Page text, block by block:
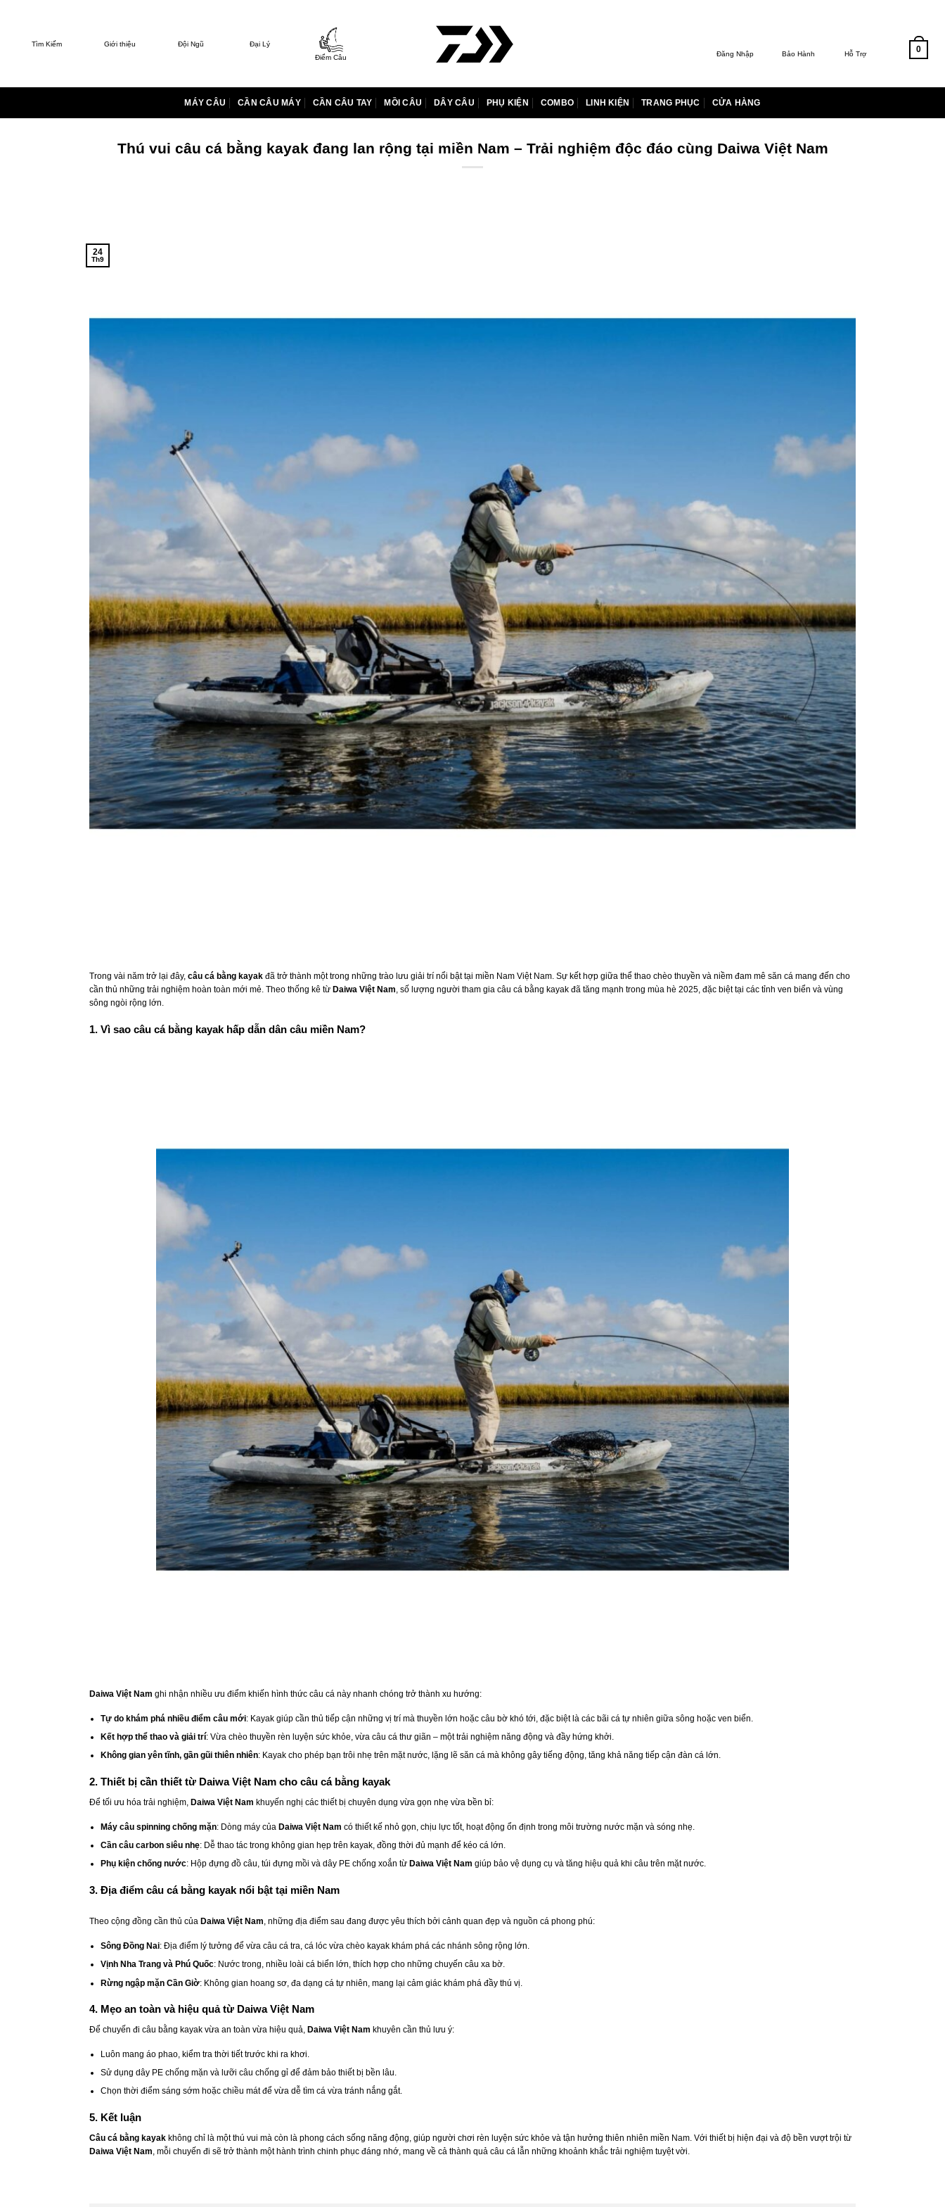
Tìm Kiếm Giới thiệu Đội Ngũ
Đại Lý
Điểm Câu
Đăng Nhập Bảo Hành Hỗ Trợ 0
MÁY CÂU CẦN CÂU MÁY CẦN CÂU TAY MỒI CÂU DÂY CÂU PHỤ KIỆN COMBO LINH KIỆN TRANG PHỤC CỬA HÀNG
Thú vui câu cá bằng kayak đang lan rộng tại miền Nam – Trải nghiệm độc đáo cùng Daiwa Việt Nam
24
Th9
Trong vài năm trở lại đây, câu cá bằng kayak đã trở thành một trong những trào lưu giải trí nổi bật tại miền Nam Việt Nam. Sự kết hợp giữa thể thao chèo thuyền và niềm đam mê săn cá mang đến cho
cần thủ những trải nghiệm hoàn toàn mới mẻ. Theo thống kê từ Daiwa Việt Nam , số lượng người tham gia câu cá bằng kayak đã tăng mạnh trong mùa hè 2025, đặc biệt tại các tỉnh ven biển và vùng
sông ngòi rộng lớn.
1. Vì sao câu cá bằng kayak hấp dẫn dân câu miền Nam?
Daiwa Việt Nam ghi nhận nhiều ưu điểm khiến hình thức câu cá này nhanh chóng trở thành xu hướng:
Tự do khám phá nhiều điểm câu mới: Kayak giúp cần thủ tiếp cận những vị trí mà thuyền lớn hoặc câu bờ khó tới, đặc biệt là các bãi cá tự nhiên giữa sông hoặc ven biển.
Kết hợp thể thao và giải trí: Vừa chèo thuyền rèn luyện sức khỏe, vừa câu cá thư giãn – một trải nghiệm năng động và đầy hứng khởi.
Không gian yên tĩnh, gần gũi thiên nhiên: Kayak cho phép bạn trôi nhẹ trên mặt nước, lặng lẽ săn cá mà không gây tiếng động, tăng khả năng tiếp cận đàn cá lớn.
2. Thiết bị cần thiết từ Daiwa Việt Nam cho câu cá bằng kayak
Để tối ưu hóa trải nghiệm, Daiwa Việt Nam khuyến nghị các thiết bị chuyên dụng vừa gọn nhẹ vừa bền bỉ:
Máy câu spinning chống mặn: Dòng máy của Daiwa Việt Nam có thiết kế nhỏ gọn, chịu lực tốt, hoạt động ổn định trong môi trường nước mặn và sóng nhẹ.
Cần câu carbon siêu nhẹ: Dễ thao tác trong không gian hẹp trên kayak, đồng thời đủ mạnh để kéo cá lớn.
Phụ kiện chống nước: Hộp đựng đồ câu, túi đựng mồi và dây PE chống xoắn từ Daiwa Việt Nam giúp bảo vệ dụng cụ và tăng hiệu quả khi câu trên mặt nước.
3. Địa điểm câu cá bằng kayak nổi bật tại miền Nam
Theo cộng đồng cần thủ của Daiwa Việt Nam, những địa điểm sau đang được yêu thích bởi cảnh quan đẹp và nguồn cá phong phú:
Sông Đồng Nai: Địa điểm lý tưởng để vừa câu cá tra, cá lóc vừa chèo kayak khám phá các nhánh sông rộng lớn.
Vịnh Nha Trang và Phú Quốc: Nước trong, nhiều loài cá biển lớn, thích hợp cho những chuyến câu xa bờ.
Rừng ngập mặn Cần Giờ: Không gian hoang sơ, đa dạng cá tự nhiên, mang lại cảm giác khám phá đầy thú vị.
4. Mẹo an toàn và hiệu quả từ Daiwa Việt Nam
Để chuyến đi câu bằng kayak vừa an toàn vừa hiệu quả, Daiwa Việt Nam khuyên cần thủ lưu ý:
Luôn mang áo phao, kiểm tra thời tiết trước khi ra khơi.
Sử dụng dây PE chống mặn và lưỡi câu chống gỉ để đảm bảo thiết bị bền lâu.
Chọn thời điểm sáng sớm hoặc chiều mát để vừa dễ tìm cá vừa tránh nắng gắt.
5. Kết luận
Câu cá bằng kayak không chỉ là một thú vui mà còn là phong cách sống năng động, giúp người chơi rèn luyện sức khỏe và tận hưởng thiên nhiên miền Nam. Với thiết bị hiện đại và độ bền vượt trội từ
Daiwa Việt Nam , mỗi chuyến đi sẽ trở thành một hành trình chinh phục đáng nhớ, mang về cả thành quả câu cá lẫn những khoảnh khắc trải nghiệm tuyệt vời.